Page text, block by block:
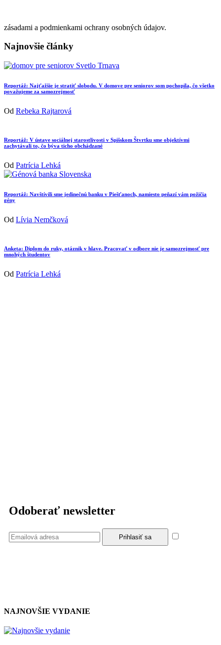
zásadami a podmienkami ochrany osobných údajov.
Najnovšie články
Reportáž: Najťažšie je stratiť slobodu. V domove pre seniorov som pochopila, čo všetko
považujeme za samozrejmosť
Od Rebeka Rajtarová
Reportáž: V ústave sociálnej starostlivosti v Spišskom Štvrtku sme objektívmi
zachytávali to, čo býva ticho obchádzané
Od Patrícia Lehká
Reportáž: Navštívili sme jedinečnú banku v Piešťanoch, namiesto peňazí vám požičia
gény
Od Lívia Nemčková
Anketa: Diplom do ruky, otáznik v hlave. Pracovať v odbore nie je samozrejmosť pre
mnohých študentov
Od Patrícia Lehká
Odoberať newsletter
NAJNOVŠIE VYDANIE